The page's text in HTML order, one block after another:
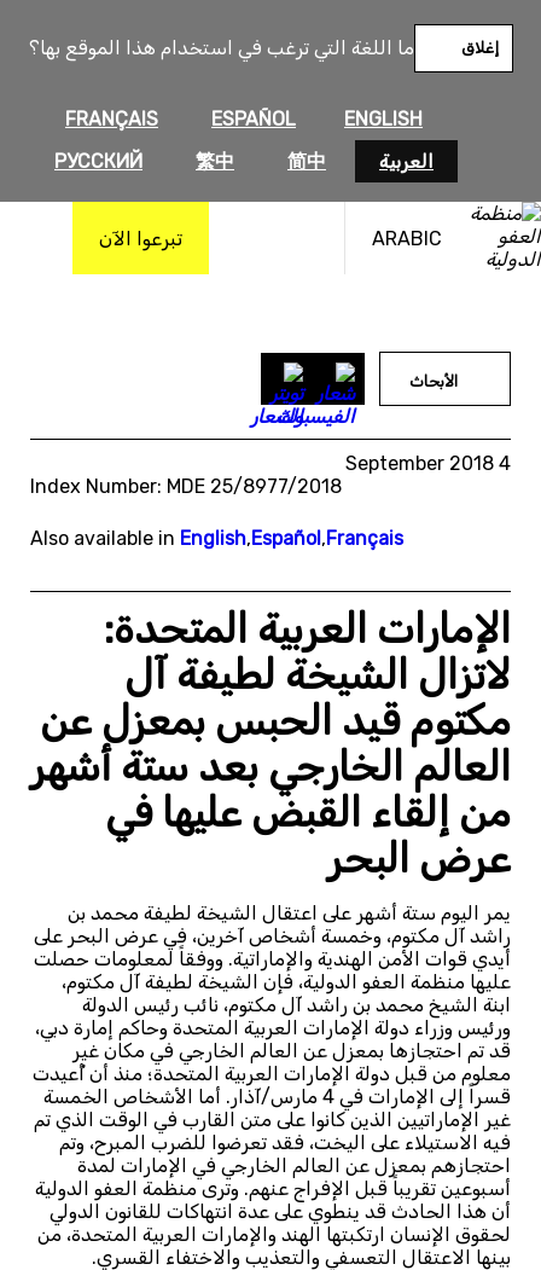
ما اللغة التي ترغب في استخدام هذا الموقع بها؟
ENGLISH
ESPAÑOL
FRANÇAIS
العربية
简中
繁中
РУССКИЙ
إغلاق
ARABIC تبرعوا الآن
المحتوى
الأبحاث
4 September 2018
Index Number: MDE 25/8977/2018
Also available in English,Español,Français
الإمارات العربية المتحدة:
لاتزال الشيخة لطيفة آل
مكتوم قيد الحبس بمعزل عن
العالم الخارجي بعد ستة أشهر
من إلقاء القبض عليها في
عرض البحر
يمر اليوم ستة أشهر على اعتقال الشيخة لطيفة محمد بن
راشد آل مكتوم، وخمسة أشخاص آخرين، في عرض البحر على
أيدي قوات الأمن الهندية والإماراتية. ووفقاً لمعلومات حصلت
عليها منظمة العفو الدولية، فإن الشيخة لطيفة آل مكتوم،
ابنة الشيخ محمد بن راشد آل مكتوم، نائب رئيس الدولة
ورئيس وزراء دولة الإمارات العربية المتحدة وحاكم إمارة دبي،
قد تم احتجازها بمعزل عن العالم الخارجي في مكان غير
معلوم من قبل دولة الإمارات العربية المتحدة؛ منذ أن أُعيدت
قسراً إلى الإمارات في 4 مارس/آذار. أما الأشخاص الخمسة
غير الإماراتيين الذين كانوا على متن القارب في الوقت الذي تم
فيه الاستيلاء على اليخت، فقد تعرضوا للضرب المبرح، وتم
احتجازهم بمعزل عن العالم الخارجي في الإمارات لمدة
أسبوعين تقريباً قبل الإفراج عنهم. وترى منظمة العفو الدولية
أن هذا الحادث قد ينطوي على عدة انتهاكات للقانون الدولي
لحقوق الإنسان ارتكبتها الهند والإمارات العربية المتحدة، من
بينها الاعتقال التعسفي والتعذيب والاختفاء القسري.